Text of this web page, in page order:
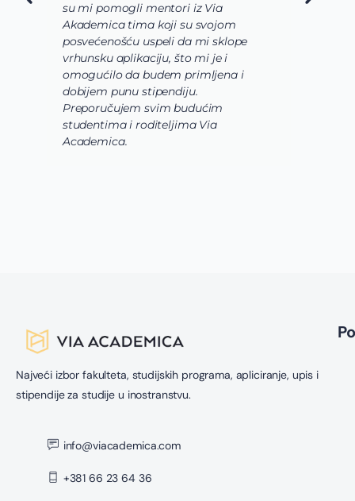
su mi pomogli mentori iz Via
Akademica tima koji su svojom
posvećenošću uspeli da mi sklope
vrhunsku aplikaciju, što mi je i
omogućilo da budem primljena i
dobijem punu stipendiju.
Preporučujem svim budućim
studentima i roditeljima Via
Academica.
Najveći izbor fakulteta, studijskih programa, apliciranje, upis i
stipendije za studije u inostranstvu.
info@viacademica.com
+381 66 23 64 36